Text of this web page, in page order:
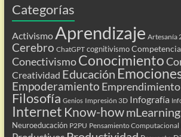
Categorías
Activismo Aprendizaje Artesanía
Cerebro ChatGPT cognitivismo
ConectivismoConocimiento
Creatividad Educación
Empoderamiento Emprendimiento
Filosofía Genios Impresión 3D Infografía
Internet Know-howmLearning
Neuroeducación P2PU Pensamiento Computacional